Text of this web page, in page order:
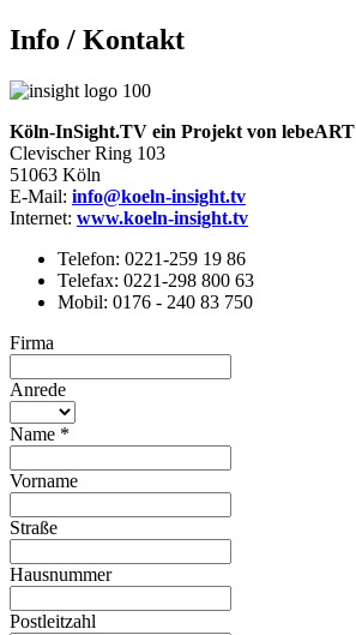
Info / Kontakt
Köln-InSight.TV ein Projekt von lebeART
Clevischer Ring 103
51063 Köln
E-Mail: info@koeln-insight.tv
Internet: www.koeln-insight.tv
Telefon: 0221-259 19 86
Telefax: 0221-298 800 63
Mobil: 0176 - 240 83 750
Firma
Anrede
Name *
Vorname
Straße
Hausnummer
Postleitzahl